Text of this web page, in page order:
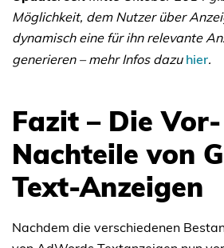
Möglichkeit, dem Nutzer über
dynamisch eine für ihn relevante
generieren – mehr Infos dazu hier.
Fazit – Die
Nachteile von
Text-Anzeigen
Nachdem die verschiedenen